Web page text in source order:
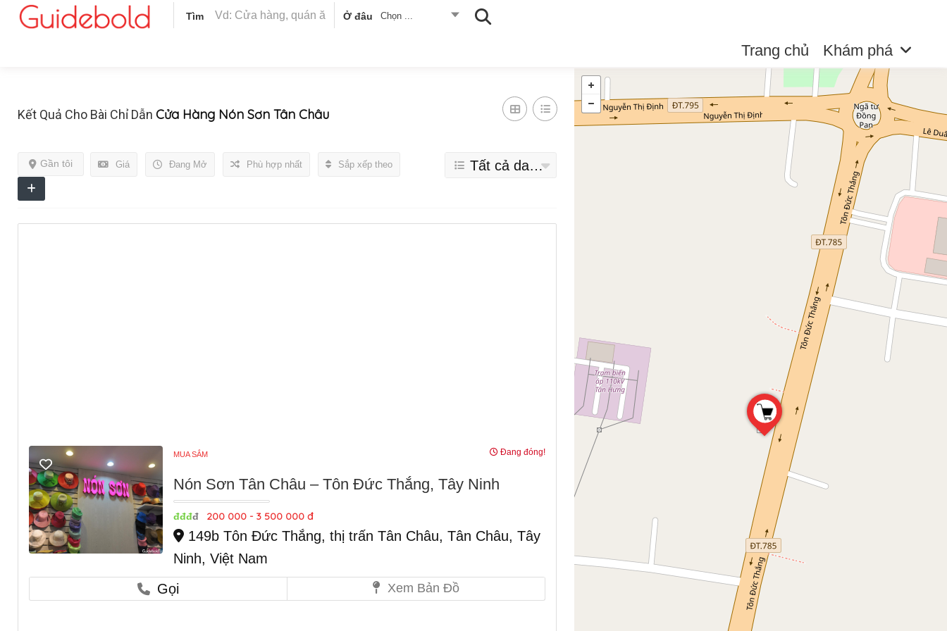
Tìm Ở đâu Chọn ...
Trang chủ Khám phá
Kết Quả Cho Bài Chỉ Dẫn Cửa Hàng Nón Sơn Tân Châu
Giá Đang Mở
Gần tôi Phù hợp nhất Sắp xếp theo Tất cả danh mục
MUA SẮM Đang đóng!
Nón Sơn Tân Châu – Tôn Đức Thắng, Tây Ninh
đđđđ 200 000 - 3 500 000 đ
149b Tôn Đức Thắng, thị trấn Tân Châu, Tân Châu, Tây
Ninh, Việt Nam
Gọi
Xem Bản Đồ